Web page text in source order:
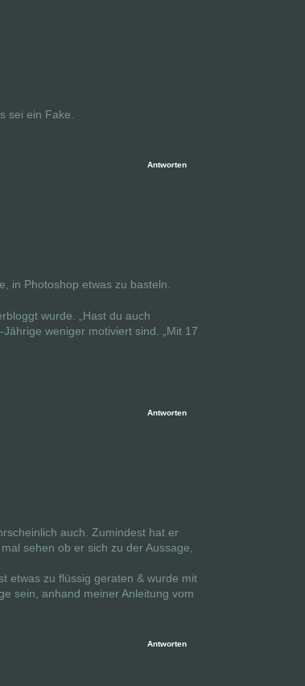
sei ein Fake.
Antworten
in Photoshop etwas zu basteln.
wurde. „Hast du auch
weniger motiviert sind. „Mit 17
Antworten
auch. Zumindest hat er
sehen ob er sich zu der Aussage,
etwas zu flüssig geraten & wurde mit
sein, anhand meiner Anleitung vom
Antworten